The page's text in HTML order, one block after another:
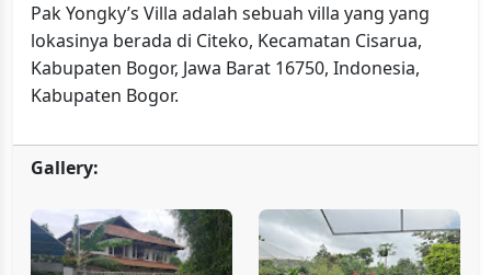
Pak Yongky’s Villa adalah sebuah villa yang yang
lokasinya berada di Citeko, Kecamatan Cisarua,
Kabupaten Bogor, Jawa Barat 16750, Indonesia,
Kabupaten Bogor.
Gallery: